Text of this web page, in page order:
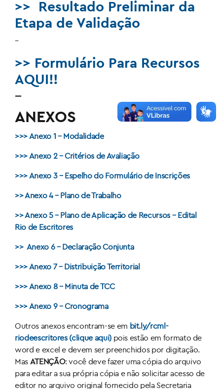
>> Resultado Preliminar da
Etapa de Validação
–
>> Formulário Para Recursos
AQUI!!
–
ANEXOS
>>> Anexo 1 – Modalidade
>>> Anexo 2 – Critérios de Avaliação
>>> Anexo 3 – Espelho do Formulário de Inscrições
>> Anexo 4 – Plano de Trabalho
>> Anexo 5 – Plano de Aplicação de Recursos – Edital
Rio de Escritores
>> Anexo 6 – Declaração Conjunta
>>> Anexo 7 – Distribuição Territorial
>>> Anexo 8 – Minuta de TCC
>>> Anexo 9 – Cronograma
Outros anexos encontram-se em bit.ly/rcml-
riodeescritores (clique aqui)pois estão em formato de
word e excel e devem ser preenchidos por digitação.
Mas ATENÇÃO: você deve fazer uma cópia do arquivo
para editar a sua própria cópia e não solicitar acesso de
editor no arquivo original fornecido pela Secretaria